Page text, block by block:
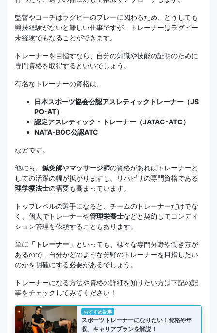
監督やコーチはラグビーのプレーに関わるため、どうしても
競技経験がないと難しい仕事ですが、トレーナーはラグビー
未経験でもなることができます。
トレーナーを目指すなら、自分の知識や技能の証明のために
専門資格を取得するといいでしょう。
有名なトレーナーの資格は、
日本スポーツ協会公認アスレティックトレーナー（JS
PO-AT）
認定アスレティック・トレーナー（JATAC-ATC）
NATA-BOC公認ATC
などです。
他にも、 鍼灸師やマッサージ師の資格があればトレーナーと
しての活躍の幅が拡がりますし、リハビリの専門資格である
理学療法士の需要も高まっています。
トップレベルの選手になると、チームのトレーナーだけでな
く、個人でトレーナーや管理栄養士などと契約してコンディ
ション管理を依頼することもあります。
単に 「トレーナー」 といっても、様々な専門分野や働き方が
あるので、自分がどのような分野のトレーナーを目指したい
のかを明確にする必要があるでしょう。
トレーナーになる方法や資格の詳細を知りたい方は下記の記
事をチェックしてみてください！
おすすめ記事
スポーツトレーナーになりたい！資格や年
収、キャリアプランを解説！